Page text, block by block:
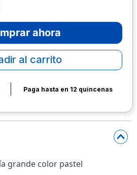
ahora
al carrito
Paga hasta en 12 quincenas
grande color pastel